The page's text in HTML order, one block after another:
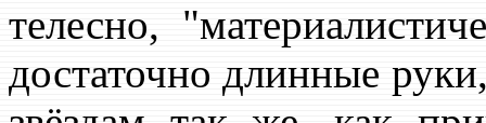
телесно,
достаточно длинные